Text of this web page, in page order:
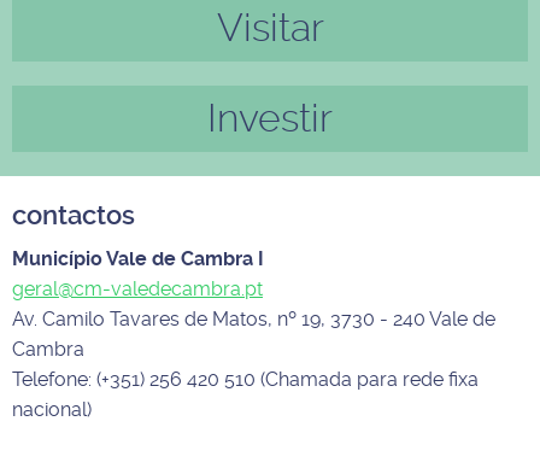
Visitar
Investir
contactos
Município Vale de Cambra I
geral@cm-valedecambra.pt
Av. Camilo Tavares de Matos, nº 19, 3730 - 240 Vale de
Cambra
Telefone: (+351) 256 420 510 (Chamada para rede fixa
nacional)